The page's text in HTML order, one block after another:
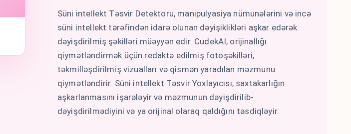
Süni intellekt Təsvir Detektoru, manipulyasiya nümunələrini və incə
süni intellekt tərəfindən idarə olunan dəyişiklikləri aşkar edərək
dəyişdirilmiş şəkilləri müəyyən edir. CudekAI, orijinallığı
qiymətləndirmək üçün redaktə edilmiş fotoşəkilləri,
təkmilləşdirilmiş vizualları və qismən yaradılan məzmunu
qiymətləndirir. Süni intellekt Təsvir Yoxlayıcısı, saxtakarlığın
aşkarlanmasını işarələyir və məzmunun dəyişdirilib-
dəyişdirilmədiyini və ya orijinal olaraq qaldığını təsdiqləyir.